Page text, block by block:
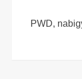
PWD,